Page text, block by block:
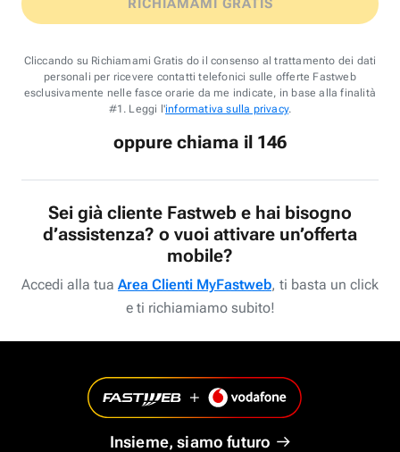
RICHIAMAMI GRATIS
Cliccando su Richiamami Gratis do il consenso al trattamento dei dati
personali per ricevere contatti telefonici sulle offerte Fastweb
esclusivamente nelle fasce orarie da me indicate, in base alla finalità
#1. Leggi l'informativa sulla privacy.
oppure chiama il 146
Sei già cliente Fastweb e hai bisogno
d’assistenza? o vuoi attivare un’offerta
mobile?
Accedi alla tua Area Clienti MyFastweb, ti basta un click
e ti richiamiamo subito!
Insieme, siamo futuro